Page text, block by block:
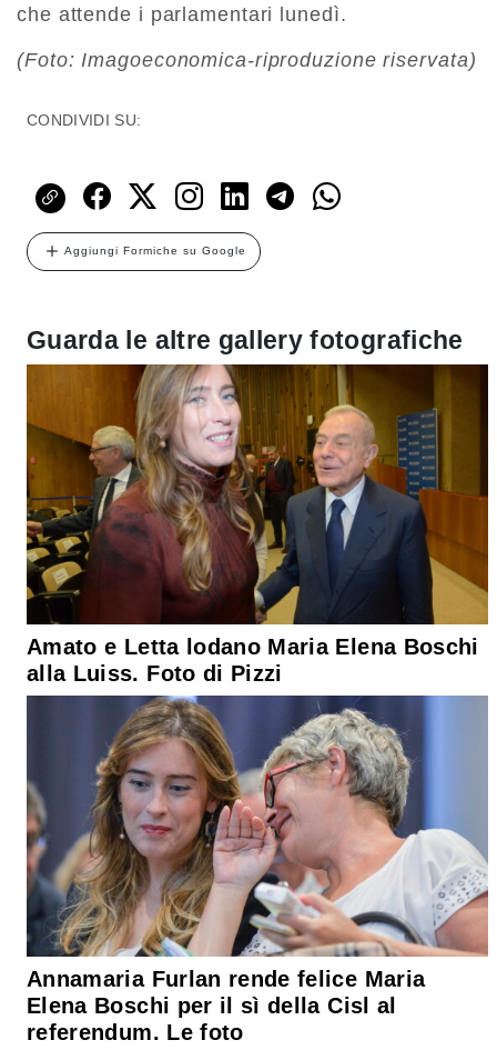
che attende i parlamentari lunedì.
(Foto: Imagoeconomica-riproduzione riservata)
CONDIVIDI SU:
Aggiungi Formiche su Google
Guarda le altre gallery fotografiche
Amato e Letta lodano Maria Elena Boschi
alla Luiss. Foto di Pizzi
Annamaria Furlan rende felice Maria
Elena Boschi per il sì della Cisl al
referendum. Le foto